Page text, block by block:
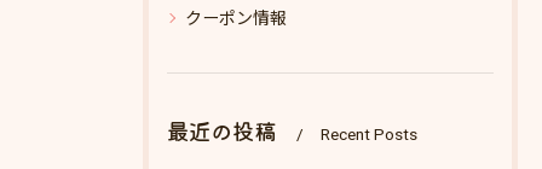
クーポン情報
最近の投稿 Recent Posts